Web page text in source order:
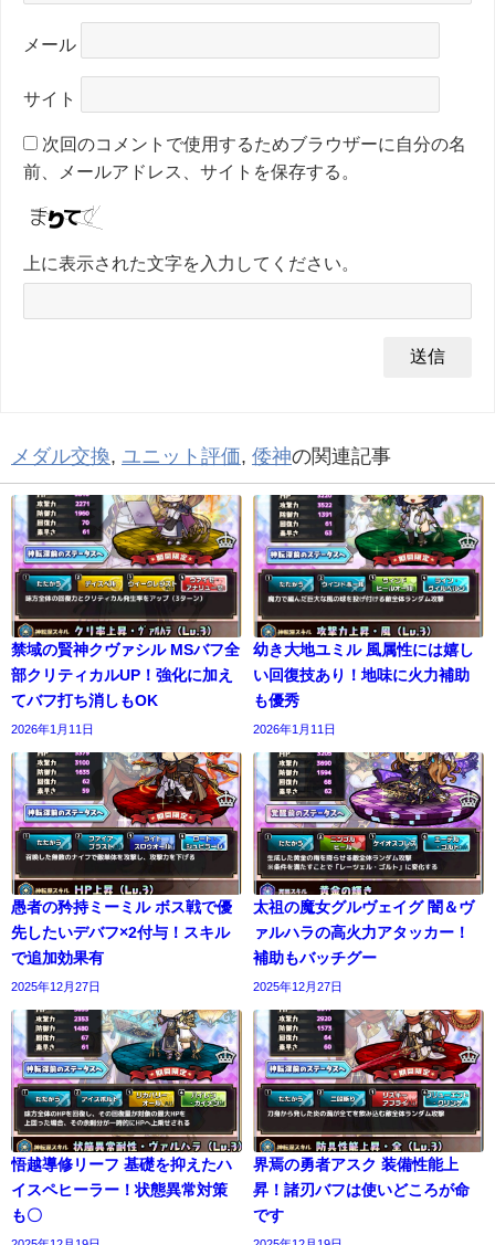
メール
サイト
次回のコメントで使用するためブラウザーに自分の名
前、メールアドレス、サイトを保存する。
上に表示された文字を入力してください。
メダル交換, ユニット評価, 倭神の関連記事
禁域の賢神クヴァシル MSバフ全
部クリティカルUP！強化に加え
てバフ打ち消しもOK
2026年1月11日
幼き大地ユミル 風属性には嬉し
い回復技あり！地味に火力補助
も優秀
2026年1月11日
愚者の矜持ミーミル ボス戦で優
先したいデバフ×2付与！スキル
で追加効果有
2025年12月27日
太祖の魔女グルヴェイグ 闇＆ヴ
ァルハラの高火力アタッカー！
補助もバッチグー
2025年12月27日
悟越導修リーフ 基礎を抑えたハ
イスペヒーラー！状態異常対策
も〇
界焉の勇者アスク 装備性能上
昇！諸刃バフは使いどころが命
です